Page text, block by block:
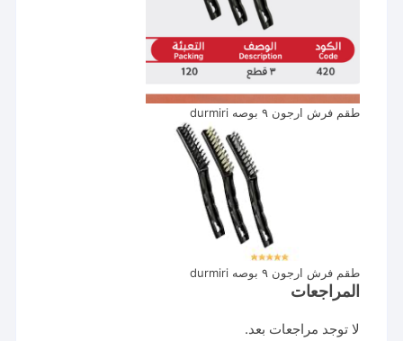
طقم فرش ارجون ٩ بوصه durmiri
طقم فرش ارجون ٩ بوصه durmiri
المراجعات
لا توجد مراجعات بعد.